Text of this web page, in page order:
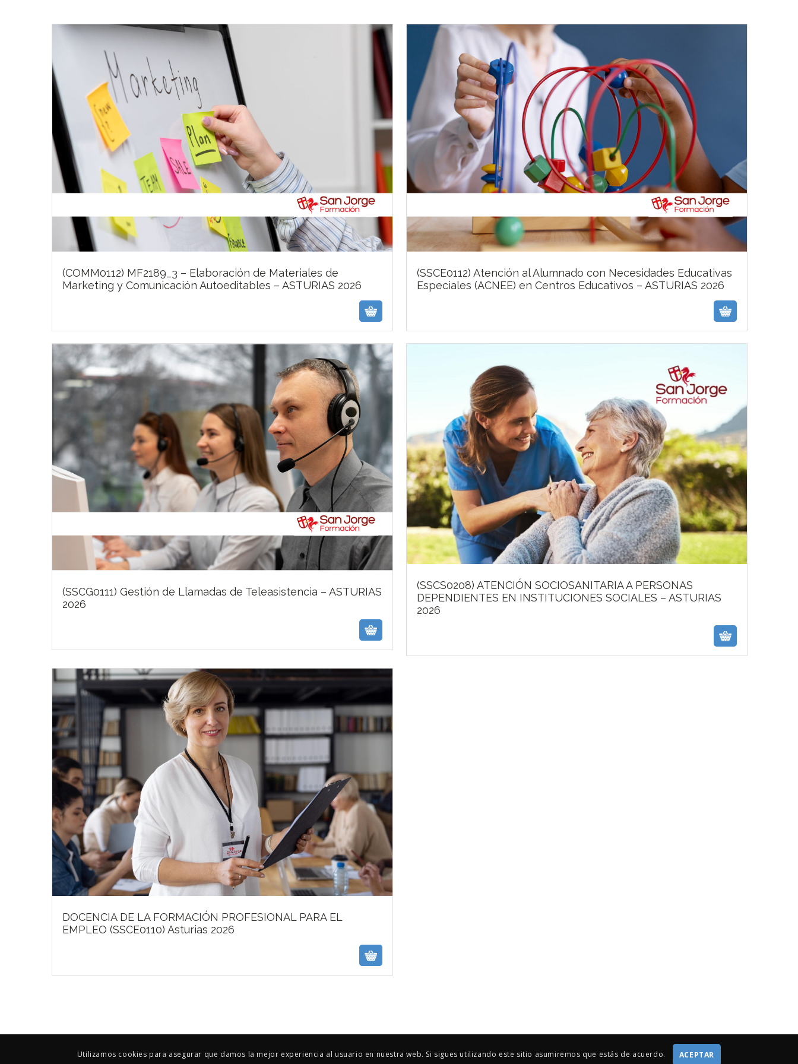
Featured
(COMM0112) MF2189_3 – Elaboración de Materiales de
Marketing y Comunicación Autoeditables – ASTURIAS 2026
(SSCE0112) Atención al Alumnado con Necesidades Educativas
Especiales (ACNEE) en Centros Educativos – ASTURIAS 2026
(SSCG0111) Gestión de Llamadas de Teleasistencia – ASTURIAS
2026
(SSCS0208) ATENCIÓN SOCIOSANITARIA A PERSONAS
DEPENDIENTES EN INSTITUCIONES SOCIALES – ASTURIAS
2026
DOCENCIA DE LA FORMACIÓN PROFESIONAL PARA EL
EMPLEO (SSCE0110) Asturias 2026
Utilizamos cookies para asegurar que damos la mejor experiencia al usuario en nuestra web. Si sigues utilizando este sitio asumiremos que estás de acuerdo. ACEPTAR